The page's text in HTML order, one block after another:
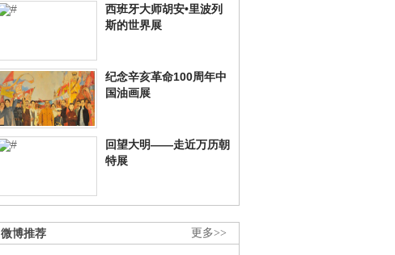
西班牙大师胡安•里波列
斯的世界展
纪念辛亥革命100周年中
国油画展
回望大明——走近万历朝
特展
更多>>
微博推荐